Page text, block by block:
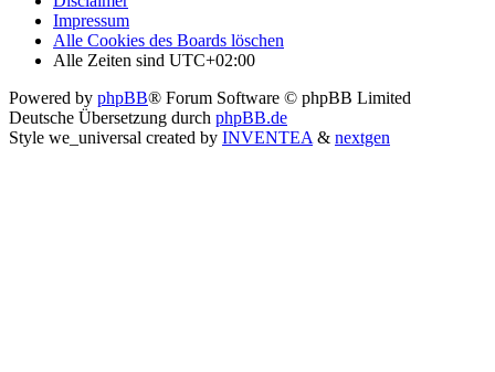
Impressum
Alle Cookies des Boards löschen
Alle Zeiten sind UTC+02:00
Powered by phpBB® Forum Software © phpBB Limited
Deutsche Übersetzung durch phpBB.de
Style we_universal created by INVENTEA & nextgen